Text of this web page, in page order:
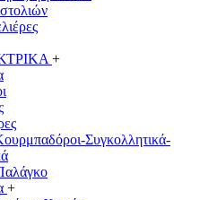
+
Συγκολλητικά-
+